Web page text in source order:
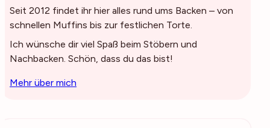
Seit 2012 findet ihr hier alles rund ums Backen – von
schnellen Muffins bis zur festlichen Torte.
Ich wünsche dir viel Spaß beim Stöbern und
Nachbacken. Schön, dass du das bist!
Mehr über mich